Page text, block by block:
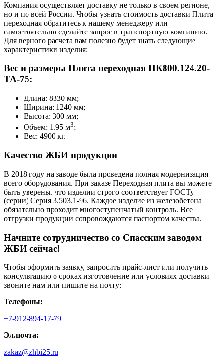
Компания осуществляет доставку не только в своем регионе,
но и по всей России. Чтобы узнать стоимость доставки Плита
переходная обратитесь к нашему менеджеру или
самостоятельно сделайте запрос в транспортную компанию.
Для верного расчета вам полезно будет знать следующие
характеристики изделия:
Вес и размеры Плита переходная ПК800.124.20-
ТА-75:
Длина: 8330 мм;
Ширина: 1240 мм;
Высота: 300 мм;
Объем: 1,95 м3;
Вес: 4900 кг.
Качество ЖБИ продукции
В 2018 году на заводе была проведена полная модернизация
всего оборудования. При заказе Переходная плита вы можете
быть уверены, что изделии строго соответствует ГОСТу
(серии) Серия 3.503.1-96. Каждое изделие из железобетона
обязательно проходит многоступенчатый контроль. Все
отгрузки продукции сопровождаются паспортом качества.
Начните сотрудничество со Cпасским заводом
ЖБИ сейчас!
Чтобы оформить заявку, запросить прайс-лист или получить
консультацию о сроках изготовление или условиях доставки
звоните нам или пишите на почту:
Телефоны:
+7-912-894-17-79
Эл.почта:
zakaz@zhbi25.ru